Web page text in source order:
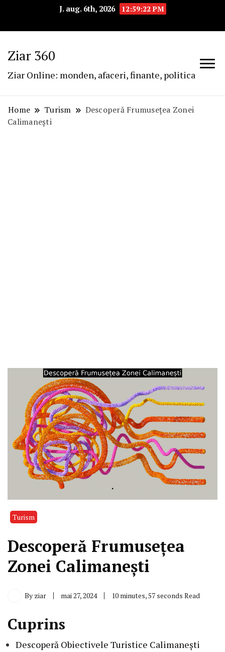
J. aug. 6th, 2026 12:59:23 PM
Ziar 360
Ziar Online: monden, afaceri, finante, politica
Home Turism
Descoperă Frumusețea Zonei
Calimanești
Turism
Descoperă Frumusețea
Zonei Calimanești
By ziar mai 27, 2024 10 minutes, 57 seconds Read
Cuprins
Descoperă Obiectivele Turistice Calimanești